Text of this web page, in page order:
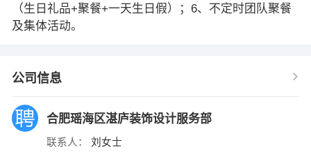
（生日礼品+聚餐+一天生日假）；6、不定时团队聚餐
及集体活动。
公司信息
合肥瑶海区湛庐装饰设计服务部
联系人： 刘女士